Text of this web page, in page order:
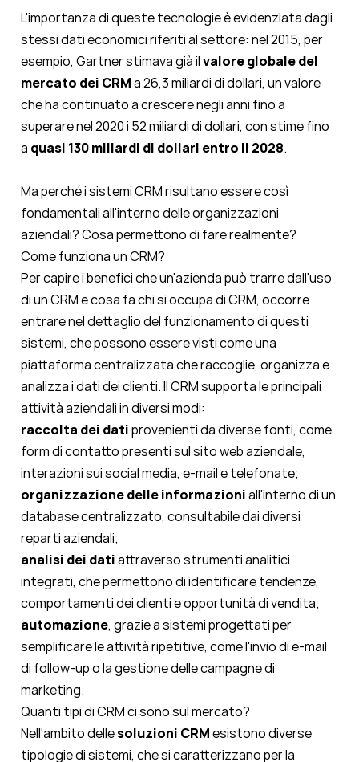
L'importanza di queste tecnologie è evidenziata dagli
stessi dati economici riferiti al settore: nel 2015, per
esempio, Gartner stimava già ilvalore globale del
mercato dei CRMa 26,3 miliardi di dollari, un valore
che ha continuato a crescere negli anni fino a
superare nel 2020 i 52 miliardi di dollari, con stime fino
a quasi 130 miliardi di dollari entro il 2028.
Ma perché i sistemi CRM risultano essere così
fondamentali all'interno delle organizzazioni
aziendali? Cosa permettono di fare realmente?
Come funziona un CRM?
Per capire i benefici che un'azienda può trarre dall'uso
di un CRM e cosa fa chi si occupa di CRM, occorre
entrare nel dettaglio del funzionamento di questi
sistemi, che possono essere visti come una
piattaforma centralizzata che raccoglie, organizza e
analizza i dati dei clienti. Il CRM supporta le principali
attività aziendali in diversi modi:
raccolta dei datiprovenienti da diverse fonti, come
form di contatto presenti sul sito web aziendale,
interazioni sui social media, e-mail e telefonate;
organizzazione delle informazioniall'interno di un
database centralizzato, consultabile dai diversi
reparti aziendali;
analisi dei datiattraverso strumenti analitici
integrati, che permettono di identificare tendenze,
comportamenti dei clienti e opportunità di vendita;
automazione, grazie a sistemi progettati per
semplificare le attività ripetitive, come l'invio di e-mail
di follow-up o la gestione delle campagne di
marketing.
Quanti tipi di CRM ci sono sul mercato?
Nell'ambito dellesoluzioni CRMesistono diverse
tipologie di sistemi, che si caratterizzano per la